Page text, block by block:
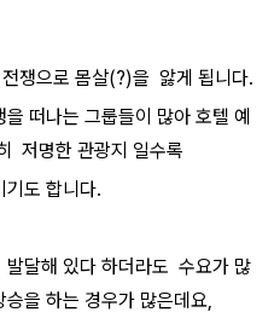
쟁으로 몸살(?)을 앓게 됩니다.
떠나는 그룹들이 많아 호텔 예
저명한 관광지 일수록
도 합니다.
발달해 있다 하더라도 수요가 많
을 하는 경우가 많은데요,